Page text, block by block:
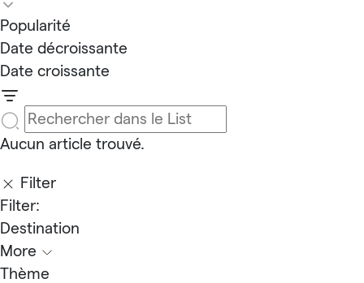
Popularité
Date décroissante
Date croissante
Aucun article trouvé.
Filter
Filter:
Destination
More
Thème